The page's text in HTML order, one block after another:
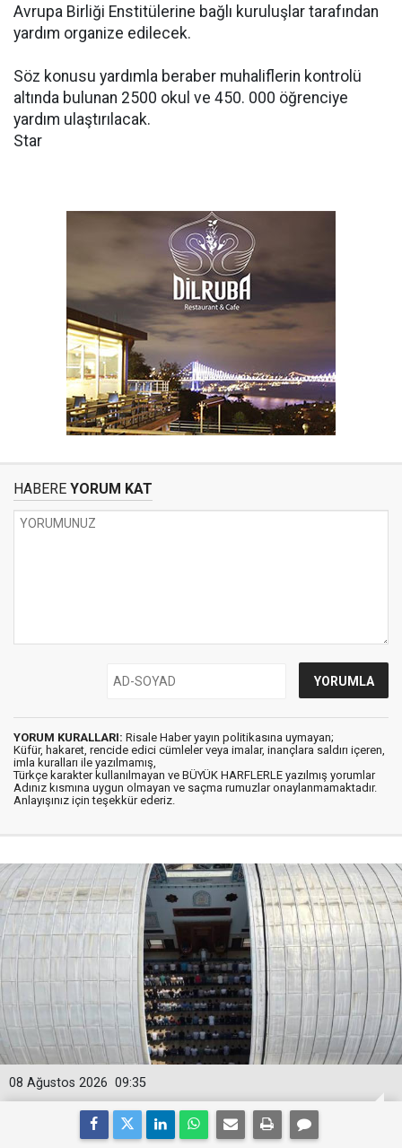
Avrupa Birliği Enstitülerine bağlı kuruluşlar tarafından
yardım organize edilecek.
Söz konusu yardımla beraber muhaliflerin kontrolü
altında bulunan 2500 okul ve 450. 000 öğrenciye
yardım ulaştırılacak.
Star
HABERE YORUM KAT
YORUM KURALLARI: Risale Haber yayın politikasına uymayan;
Küfür, hakaret, rencide edici cümleler veya imalar, inançlara saldırı içeren,
imla kuralları ile yazılmamış,
Türkçe karakter kullanılmayan ve BÜYÜK HARFLERLE yazılmış yorumlar
Adınız kısmına uygun olmayan ve saçma rumuzlar onaylanmamaktadır.
Anlayışınız için teşekkür ederiz.
09:35
08 Ağustos 2026